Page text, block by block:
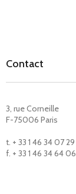
Contact
3, rue Corneille
F-75006 Paris
t. + 33 1 46 34 07 29
f. + 33 1 46 34 64 06